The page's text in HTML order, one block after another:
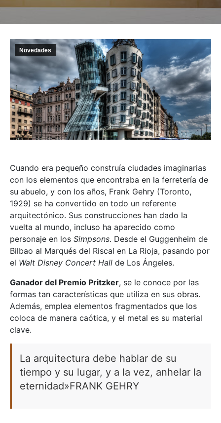
Novedades
Cuando era pequeño construía ciudades imaginarias
con los elementos que encontraba en la ferretería de
su abuelo, y con los años, Frank Gehry (Toronto,
1929) se ha convertido en todo un referente
arquitectónico. Sus construcciones han dado la
vuelta al mundo, incluso ha aparecido como
personaje en los Simpsons. Desde el Guggenheim de
Bilbao al Marqués del Riscal en La Rioja, pasando por
el Walt Disney Concert Hall de Los Ángeles.
Ganador del Premio Pritzker, se le conoce por las
formas tan características que utiliza en sus obras.
Además, emplea elementos fragmentados que los
coloca de manera caótica, y el metal es su material
clave.
La arquitectura debe hablar de su
tiempo y su lugar, y a la vez, anhelar la
eternidad»FRANK GEHRY